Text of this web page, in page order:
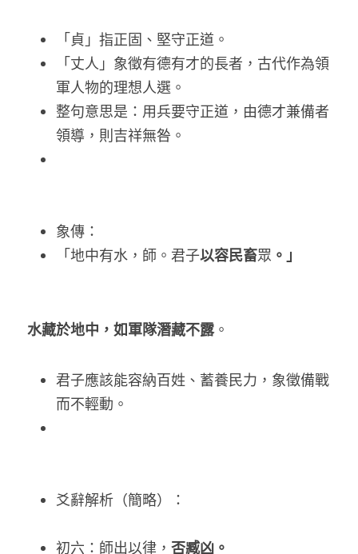
「貞」指正固、堅守正道。
「丈人」象徵有德有才的長者，古代作為領
軍人物的理想人選。
整句意思是：用兵要守正道，由德才兼備者
領導，則吉祥無咎。
象傳：
「地中有水，師。君子以容民畜眾 。」
水藏於地中，如軍隊潛藏不露。
君子應該能容納百姓、蓄養民力，象徵備戰
而不輕動。
爻辭解析（簡略）：
初六：師出以律， 否臧凶。